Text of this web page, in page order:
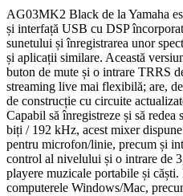
AG03MK2 Black de la Yamaha
și interfață USB cu DSP
sunetului și înregistrarea unor
și aplicații similare. Această
buton de mute și o intrare TRRS
streaming live mai flexibilă; are,
de construcție cu circuite
Capabil să înregistreze și să
biți / 192 kHz, acest mixer
pentru microfon/linie, precum și
control al nivelului și o intrare de
playere muzicale portabile și
computerele Windows/Mac,